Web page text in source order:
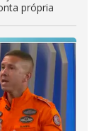
própria